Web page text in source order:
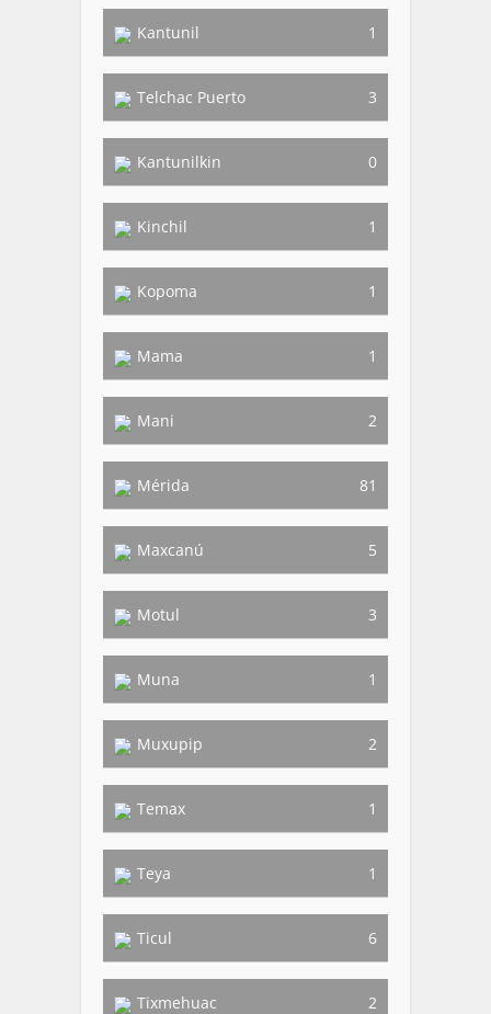
Kantunil 1
Telchac Puerto 3
Kantunilkin 0
Kinchil 1
Kopoma 1
Mama 1
Mani 2
Mérida 81
Maxcanú 5
Motul 3
Muna 1
Muxupip 2
Temax 1
Teya 1
Ticul 6
Tixmehuac 2